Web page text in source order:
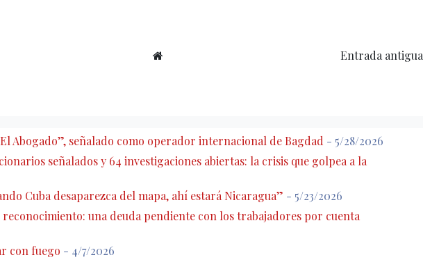
Entrada antigua
Abogado”, señalado como operador internacional de Bagdad - 5/28/2026
señalados y 64 investigaciones abiertas: la crisis que golpea a la
Cuba desaparezca del mapa, ahí estará Nicaragua” - 5/23/2026
una deuda pendiente con los trabajadores por cuenta
con fuego - 4/7/2026